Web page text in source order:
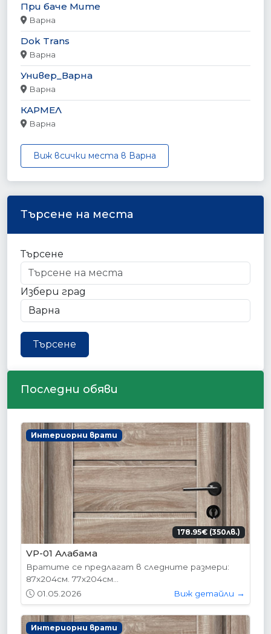
При баче Мите
Варна
Dok Trans
Варна
Универ_Варна
Варна
КАРМЕЛ
Варна
Виж всички места в Варна
Търсене на места
Търсене
Избери град
Търсене
Последни обяви
Интериорни врати
178.95€ (350лв.)
VP-01 Алабама
Вратите се предлагат в следните размери:
87х204см. 77х204см...
01.05.2026
Виж детайли →
Интериорни врати